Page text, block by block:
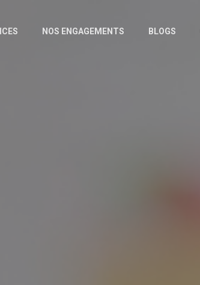
NOS ENGAGEMENTS BLOGS